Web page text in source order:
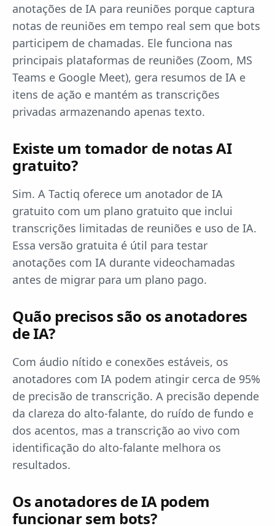
anotações de IA para reuniões porque captura
notas de reuniões em tempo real sem que bots
participem de chamadas. Ele funciona nas
principais plataformas de reuniões (Zoom, MS
Teams e Google Meet), gera resumos de IA e
itens de ação e mantém as transcrições
privadas armazenando apenas texto.
Existe um tomador de notas AI
gratuito?
Sim. A Tactiq oferece um anotador de IA
gratuito com um plano gratuito que inclui
transcrições limitadas de reuniões e uso de IA.
Essa versão gratuita é útil para testar
anotações com IA durante videochamadas
antes de migrar para um plano pago.
Quão precisos são os anotadores
de IA?
Com áudio nítido e conexões estáveis, os
anotadores com IA podem atingir cerca de 95%
de precisão de transcrição. A precisão depende
da clareza do alto-falante, do ruído de fundo e
dos acentos, mas a transcrição ao vivo com
identificação do alto-falante melhora os
resultados.
Os anotadores de IA podem
funcionar sem bots?